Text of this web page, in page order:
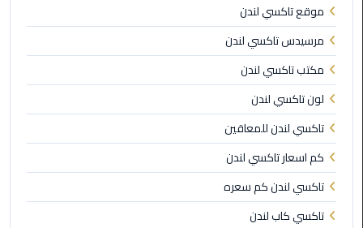
ليموزين
حلوان
ليموزين
الإسماعيلية
ليموزين
المنوفية
ليموزين
البحيرة
موقع تاكسي لندن
مرسيدس تاكسي لندن
مكتب تاكسي لندن
لون تاكسي لندن
تاكسي لندن للمعاقين
كم اسعار تاكسي لندن
تاكسي لندن كم سعره
تاكسي كاب لندن